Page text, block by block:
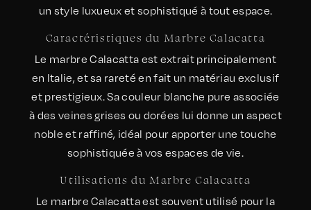
un style luxueux et sophistiqué à tout espace.
Caractéristiques du Marbre Calacatta
Le marbre Calacatta est extrait principalement
en Italie, et sa rareté en fait un matériau exclusif
et prestigieux. Sa couleur blanche pure associée
à des veines grises ou dorées lui donne un aspect
noble et raffiné, idéal pour apporter une touche
sophistiquée à vos espaces de vie.
Utilisations du Marbre Calacatta
Le marbre Calacatta est souvent utilisé pour la